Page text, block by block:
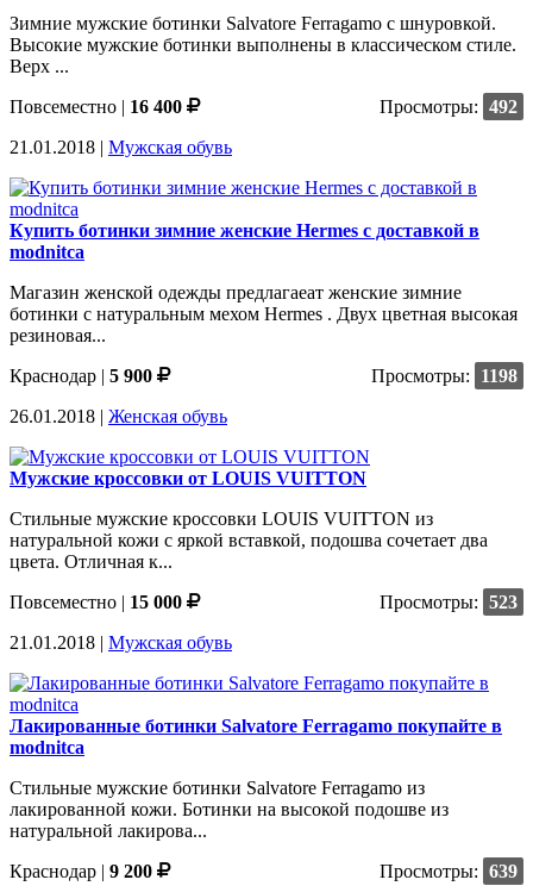
Зимние мужские ботинки Salvatore Ferragamo с шнуровкой.
Высокие мужские ботинки выполнены в классическом стиле.
Верх ...
Повсеместно | 16 400 Просмотры: 492
21.01.2018 | Мужская обувь
Купить ботинки зимние женские Hermes с доставкой в
modnitca
Магазин женской одежды предлагаеат женские зимние
ботинки с натуральным мехом Hermes . Двух цветная высокая
резиновая...
Краснодар | 5 900 Просмотры:
1198
26.01.2018 | Женская обувь
Мужские кроссовки от LOUIS VUITTON
Стильные мужские кроссовки LOUIS VUITTON из
натуральной кожи с яркой вставкой, подошва сочетает два
цвета. Отличная к...
Повсеместно | 15 000 Просмотры: 523
21.01.2018 | Мужская обувь
Лакированные ботинки Salvatore Ferragamo покупайте в
modnitca
Стильные мужские ботинки Salvatore Ferragamo из
лакированной кожи. Ботинки на высокой подошве из
натуральной лакирова...
Краснодар | 9 200 Просмотры: 639